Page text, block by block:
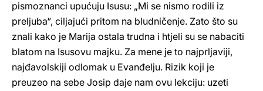
pismoznanci upućuju Isusu: „Mi se nismo rodili iz
preljuba“, ciljajući pritom na bludničenje. Zato što su
znali kako je Marija ostala trudna i htjeli su se nabaciti
blatom na Isusovu majku. Za mene je to najprljaviji,
najđavolskiji odlomak u Evanđelju. Rizik koji je
preuzeo na sebe Josip daje nam ovu lekciju: uzeti